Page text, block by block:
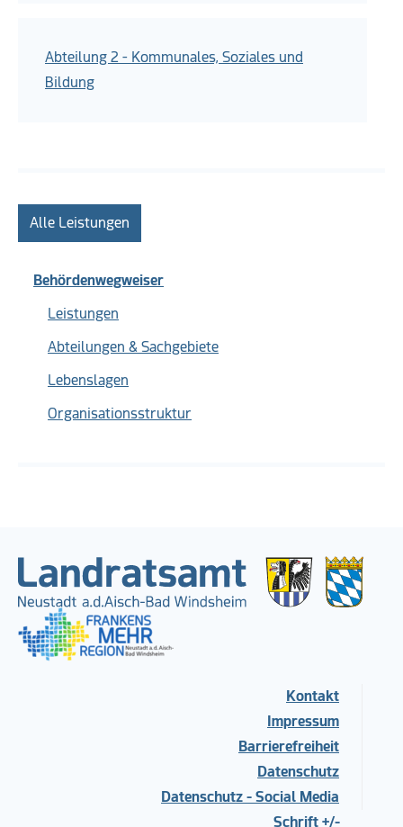
Abteilung 2 - Kommunales, Soziales und
Bildung
Alle Leistungen
Behördenwegweiser
Leistungen
Abteilungen & Sachgebiete
Lebenslagen
Organisationsstruktur
Kontakt
Impressum
Barrierefreiheit
Datenschutz
Datenschutz - Social Media
Schrift +/-